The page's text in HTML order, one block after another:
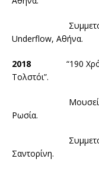
Συμμετοχή σε
Underflow, Αθήνα.
2018 “190
Τολστόι”.
Μουσείο Λ.
Ρωσία.
Συμμετοχή σε
Σαντορίνη.